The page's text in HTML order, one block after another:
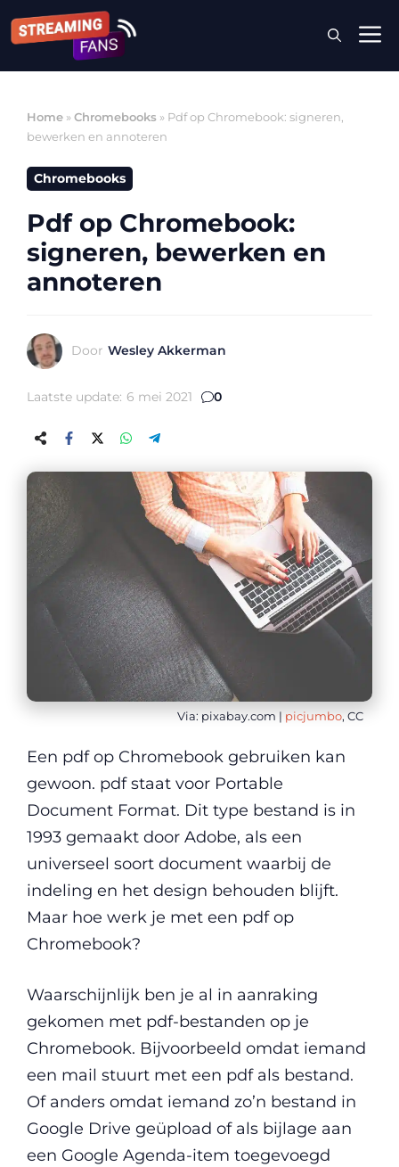
naar
Home »Chromebooks » Pdf op Chromebook: signeren,
bewerken en annoteren
Chromebooks
Pdf op Chromebook:
signeren, bewerken en
annoteren
Door Wesley Akkerman
Laatste update: 6 mei 2021 0
Via: pixabay.com | picjumbo, CC
Een pdf op Chromebook gebruiken kan
gewoon. pdf staat voor Portable
Document Format. Dit type bestand is in
1993 gemaakt door Adobe, als een
universeel soort document waarbij de
indeling en het design behouden blijft.
Maar hoe werk je met een pdf op
Chromebook?
Waarschijnlijk ben je al in aanraking
gekomen met pdf-bestanden op je
Chromebook. Bijvoorbeeld omdat iemand
een mail stuurt met een pdf als bestand.
Of anders omdat iemand zo’n bestand in
Google Drive geüpload of als bijlage aan
een Google Agenda-item toegevoegd